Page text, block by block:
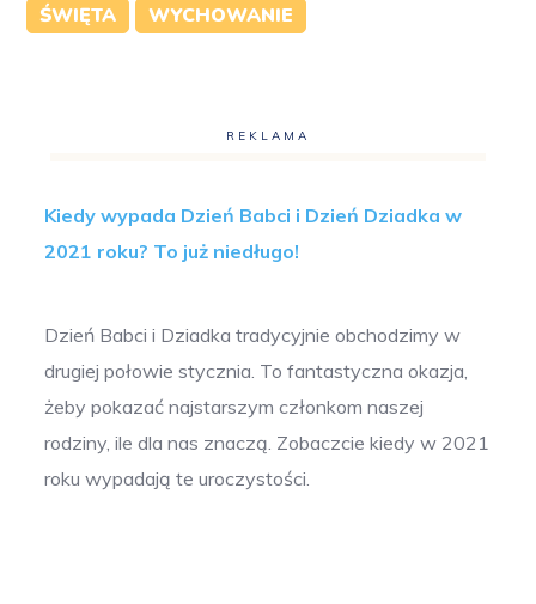
ŚWIĘTA WYCHOWANIE
REKLAMA
Kiedy wypada Dzień Babci i Dzień Dziadka w
2021 roku? To już niedługo!
Dzień Babci i Dziadka tradycyjnie obchodzimy w
drugiej połowie stycznia. To fantastyczna okazja,
żeby pokazać najstarszym członkom naszej
rodziny, ile dla nas znaczą. Zobaczcie kiedy w 2021
roku wypadają te uroczystości.